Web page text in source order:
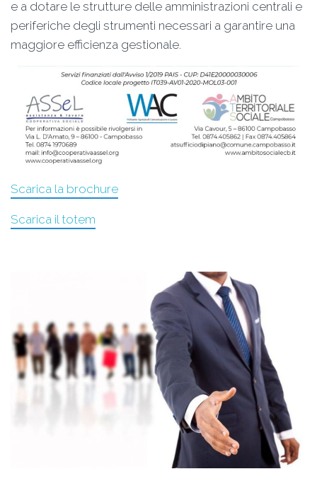
e a dotare le strutture delle amministrazioni centrali e
periferiche degli strumenti necessari a garantire una
maggiore efficienza gestionale.
Scarica la brochure
Scarica il totem